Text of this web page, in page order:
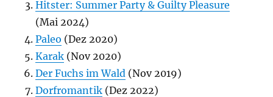
Hitster: Summer Party & Guilty Pleasure
(Mai 2024)
Paleo (Dez 2020)
Karak (Nov 2020)
Der Fuchs im Wald (Nov 2019)
Dorfromantik (Dez 2022)